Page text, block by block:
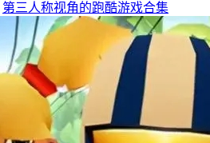
第三人称视角的跑酷游戏合集